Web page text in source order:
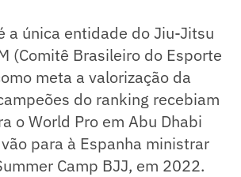
a única entidade do Jiu-Jitsu
(Comitê Brasileiro do Esporte
meta a valorização da
do ranking recebiam
o World Pro em Abu Dhabi
para à Espanha ministrar
Camp BJJ, em 2022.